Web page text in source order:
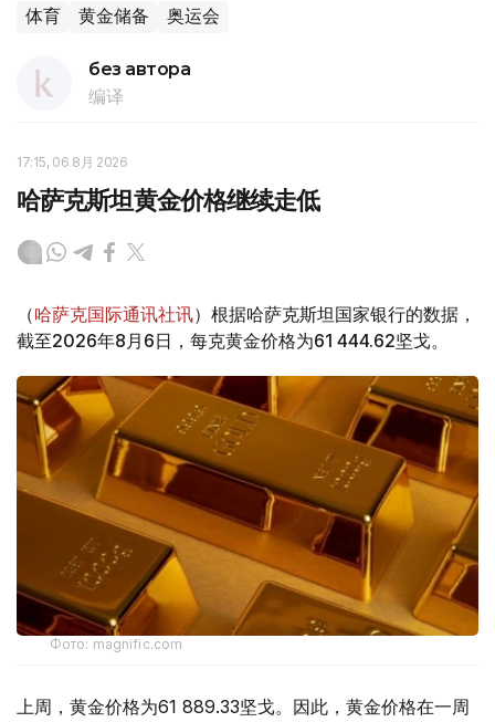
体育 黄金储备 奥运会
без автора
编译
17:15, 06 8月 2026
哈萨克斯坦黄金价格继续走低
（哈萨克国际通讯社讯）根据哈萨克斯坦国家银行的数据，
截至2026年8月6日，每克黄金价格为61 444.62坚戈。
Фото: magnific.com
上周，黄金价格为61 889.33坚戈。因此，黄金价格在一周